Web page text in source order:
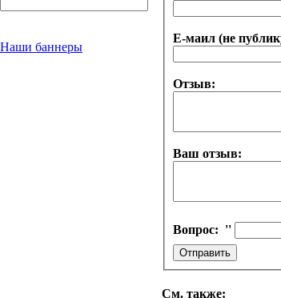
Наши баннеры
Е-маил (не
Отзыв:
Ваш отзыв:
Вопрос: ''
См. также: